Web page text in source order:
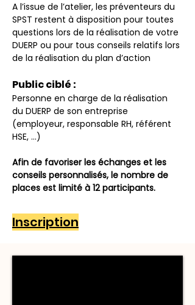
A l’issue de l’atelier, les préventeurs du
SPST restent à disposition pour toutes
questions lors de la réalisation de votre
DUERP ou pour tous conseils relatifs lors
de la réalisation du plan d’action
Public ciblé :
Personne en charge de la réalisation
du DUERP de son entreprise
(employeur, responsable RH, référent
HSE, …)
Afin de favoriser les échanges et les
conseils personnalisés, le nombre de
places est limité à 12 participants.
Inscription